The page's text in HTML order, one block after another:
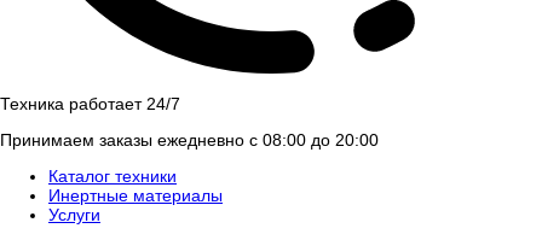
Техника работает 24/7
Принимаем заказы ежедневно с 08:00 до 20:00
Каталог техники
Инертные материалы
Услуги